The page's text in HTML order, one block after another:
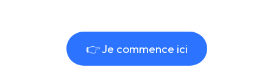
👉 Je commence ici